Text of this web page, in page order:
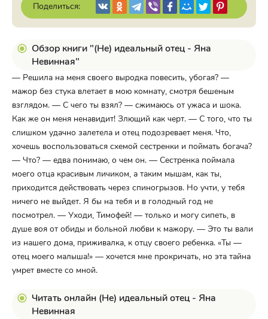
Поделиться:
Обзор книги "(Не) идеальный отец - Яна
Невинная"
— Решила на меня своего выродка повесить, убогая? —
мажор без стука влетает в мою комнату, смотря бешеным
взглядом. — С чего ты взял? — сжимаюсь от ужаса и шока.
Как же он меня ненавидит! Злющий как черт. — С того, что ты
слишком удачно залетела и отец подозревает меня. Что,
хочешь воспользоваться схемой сестренки и поймать богача?
— Что? — едва понимаю, о чем он. — Сестренка поймала
моего отца красивым личиком, а таким мышам, как ты,
приходится действовать через спиногрызов. Но учти, у тебя
ничего не выйдет. Я бы на тебя и в голодный год не
посмотрел. — Уходи, Тимофей! — только и могу сипеть, в
душе воя от обиды и больной любви к мажору. — Это ты вали
из нашего дома, приживалка, к отцу своего ребенка. «Ты —
отец моего малыша!» — хочется мне прокричать, но эта тайна
умрет вместе со мной.
Читать онлайн (Не) идеальный отец - Яна
Невинная